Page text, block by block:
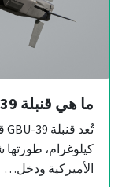
ما هي قنبلة GBU-39 وكيف تخترق الجدران؟
كيلوغرام، طورتها
الأميركية ودخل…